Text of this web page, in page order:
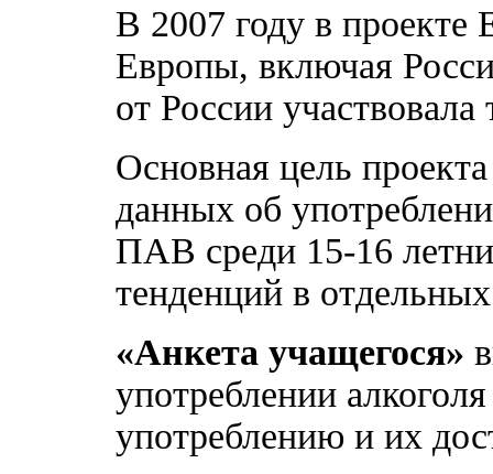
В 2007 году в проекте
Европы, включая
от России
Основная цель
данных об
ПАВ среди 15-16
тенденций в
«Анкета учащегося»
употреблении
употреблению и их